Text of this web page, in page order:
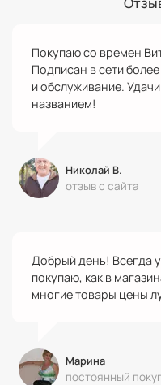
Покупаю со времен
Подписан в сети
и обслуживание.
названием!
Николай В.
отзыв с сайта
Добрый день! Всегда
покупаю, как в
многие товары цены
Марина
постоянный